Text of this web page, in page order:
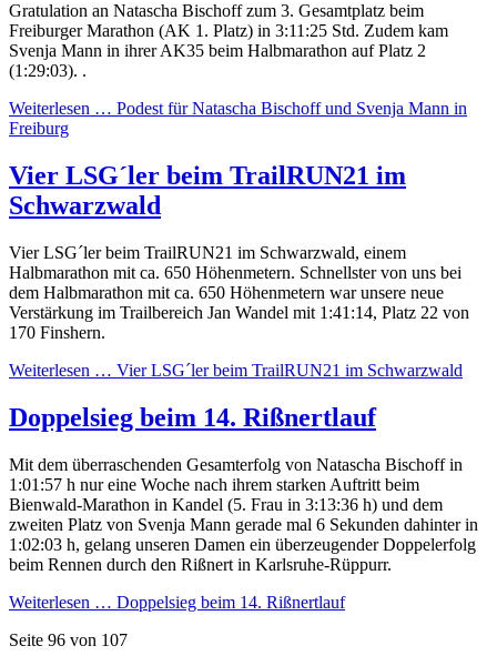
Gratulation an Natascha Bischoff zum 3. Gesamtplatz beim
Freiburger Marathon (AK 1. Platz) in 3:11:25 Std. Zudem kam
Svenja Mann in ihrer AK35 beim Halbmarathon auf Platz 2
(1:29:03). .
Weiterlesen … Podest für Natascha Bischoff und Svenja Mann in
Freiburg
Vier LSG´ler beim TrailRUN21 im
Schwarzwald
Vier LSG´ler beim TrailRUN21 im Schwarzwald, einem
Halbmarathon mit ca. 650 Höhenmetern. Schnellster von uns bei
dem Halbmarathon mit ca. 650 Höhenmetern war unsere neue
Verstärkung im Trailbereich Jan Wandel mit 1:41:14, Platz 22 von
170 Finshern.
Weiterlesen … Vier LSG´ler beim TrailRUN21 im Schwarzwald
Doppelsieg beim 14. Rißnertlauf
Mit dem überraschenden Gesamterfolg von Natascha Bischoff in
1:01:57 h nur eine Woche nach ihrem starken Auftritt beim
Bienwald-Marathon in Kandel (5. Frau in 3:13:36 h) und dem
zweiten Platz von Svenja Mann gerade mal 6 Sekunden dahinter in
1:02:03 h, gelang unseren Damen ein überzeugender Doppelerfolg
beim Rennen durch den Rißnert in Karlsruhe-Rüppurr.
Weiterlesen … Doppelsieg beim 14. Rißnertlauf
Seite 96 von 107